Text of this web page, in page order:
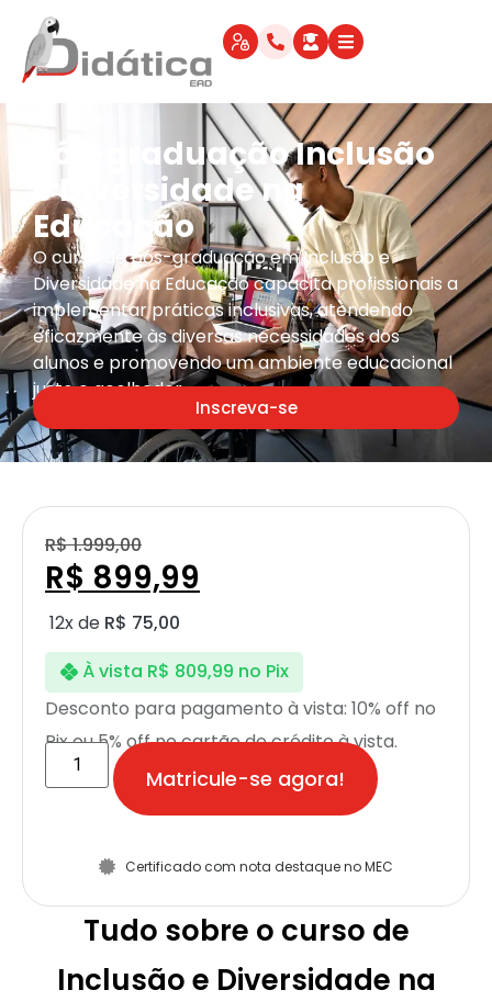
Pós-graduação Inclusão
e Diversidade na
Educação
O curso de pós-graduação em Inclusão e
Diversidade na Educação capacita profissionais a
implementar práticas inclusivas, atendendo
eficazmente às diversas necessidades dos
alunos e promovendo um ambiente educacional
justo e acolhedor.
Inscreva-se
Tudo sobre o curso de
Inclusão e Diversidade na
R$1.999,00
R$ 899,99
12x de R$ 75,00
À vista R$ 809,99 no Pix
Desconto para pagamento à vista: 10% off no
Pix ou 5% off no cartão de crédito à vista.
Matricule-se agora!
Certificado com nota destaque no MEC